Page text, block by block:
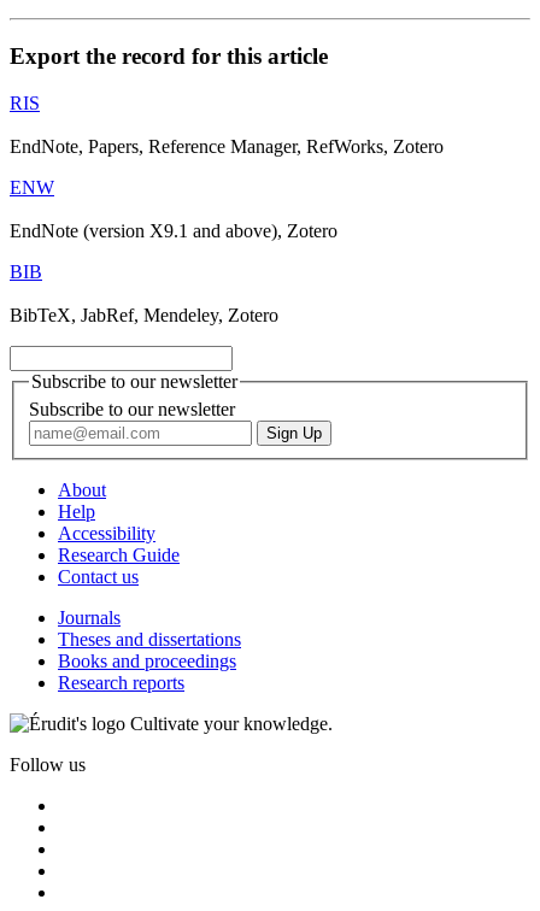
Export the record for this article
RIS
EndNote, Papers, Reference Manager, RefWorks, Zotero
ENW
EndNote (version X9.1 and above), Zotero
BIB
BibTeX, JabRef, Mendeley, Zotero
Subscribe to our newsletter
Subscribe to our newsletter
About
Help
Accessibility
Research Guide
Contact us
Journals
Theses and dissertations
Books and proceedings
Research reports
Cultivate your knowledge.
Follow us